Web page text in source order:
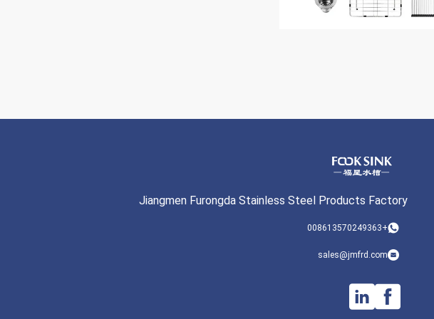
Jiangmen Furongda Stainless Steel Products Factory
+008613570249363
sales@jmfrd.com